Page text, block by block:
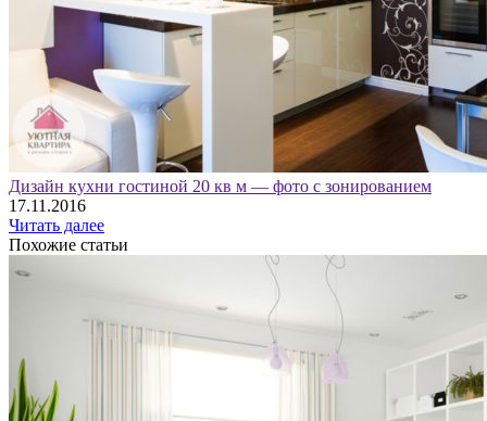
Дизайн кухни гостиной 20 кв м — фото с зонированием
17.11.2016
Читать далее
Похожие статьи